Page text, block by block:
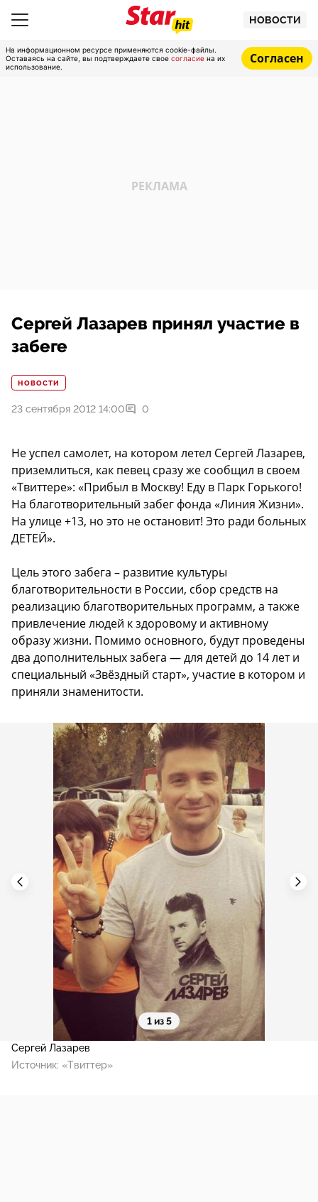
НОВОСТИ
На информационном ресурсе применяются cookie-файлы.
Оставаясь на сайте, вы подтверждаете свое согласие на их
использование.
Согласен
Сергей Лазарев принял участие в
забеге
НОВОСТИ
23 сентября 2012 14:00 0
Не успел самолет, на котором летел Сергей Лазарев,
приземлиться, как певец сразу же сообщил в своем
«Твиттере»: «Прибыл в Москву! Еду в Парк Горького!
На благотворительный забег фонда «Линия Жизни».
На улице +13, но это не остановит! Это ради больных
ДЕТЕЙ».
Цель этого забега – развитие культуры
благотворительности в России, сбор средств на
реализацию благотворительных программ, а также
привлечение людей к здоровому и активному
образу жизни. Помимо основного, будут проведены
два дополнительных забега — для детей до 14 лет и
специальный «Звёздный старт», участие в котором и
приняли знаменитости.
1 из 5
Сергей Лазарев
Источник: «Твиттер»